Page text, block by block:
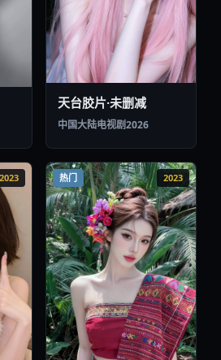
南岸邮差·前传
中国香港电视剧2023
2025 热门 2026